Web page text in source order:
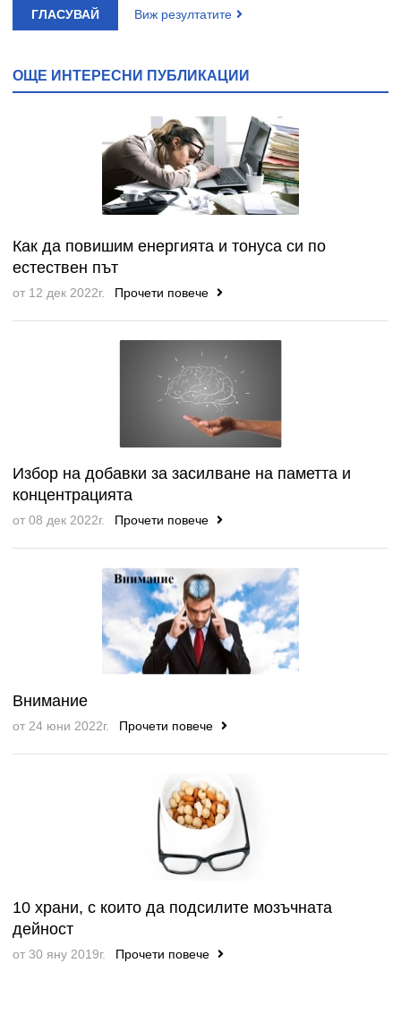
ГЛАСУВАЙ Виж резултатите
ОЩЕ ИНТЕРЕСНИ ПУБЛИКАЦИИ
Как да повишим енергията и тонуса си по
естествен път
от 12 дек 2022г. Прочети повече
Избор на добавки за засилване на паметта и
концентрацията
от 08 дек 2022г. Прочети повече
Внимание
от 24 юни 2022г. Прочети повече
10 храни, с които да подсилите мозъчната
дейност
от 30 яну 2019г. Прочети повече